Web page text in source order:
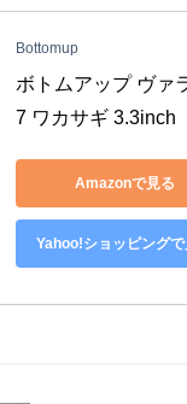
Bottomup
ボトムアップ ヴァ
7 ワカサギ 3.3inch
Amazonで見る
Yahoo!ショッピングで